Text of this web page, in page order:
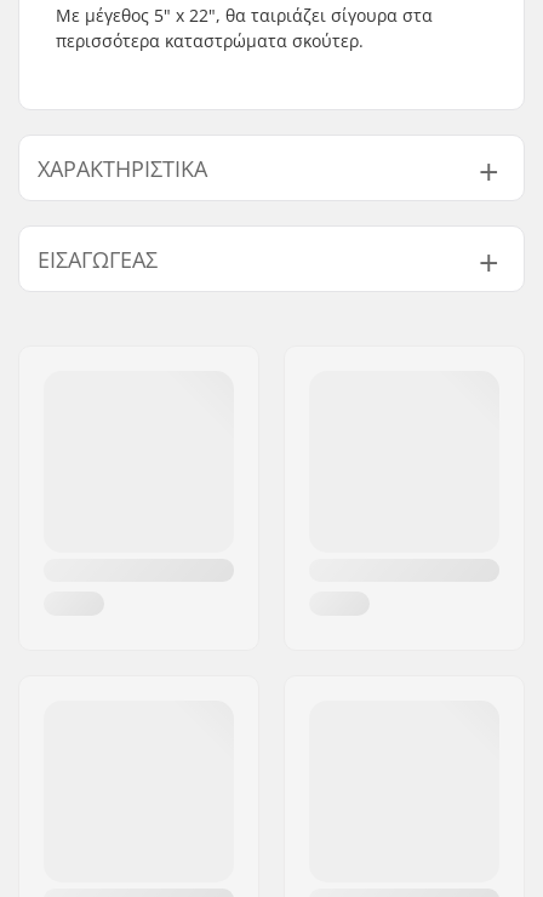
Με μέγεθος 5" x 22", θα ταιριάζει σίγουρα στα
περισσότερα καταστρώματα σκούτερ.
ΧΑΡΑΚΤΗΡΙΣΤΙΚΆ
Length:
55.9cm (22")
Width:
ΕΙΣΑΓΩΓΈΑΣ